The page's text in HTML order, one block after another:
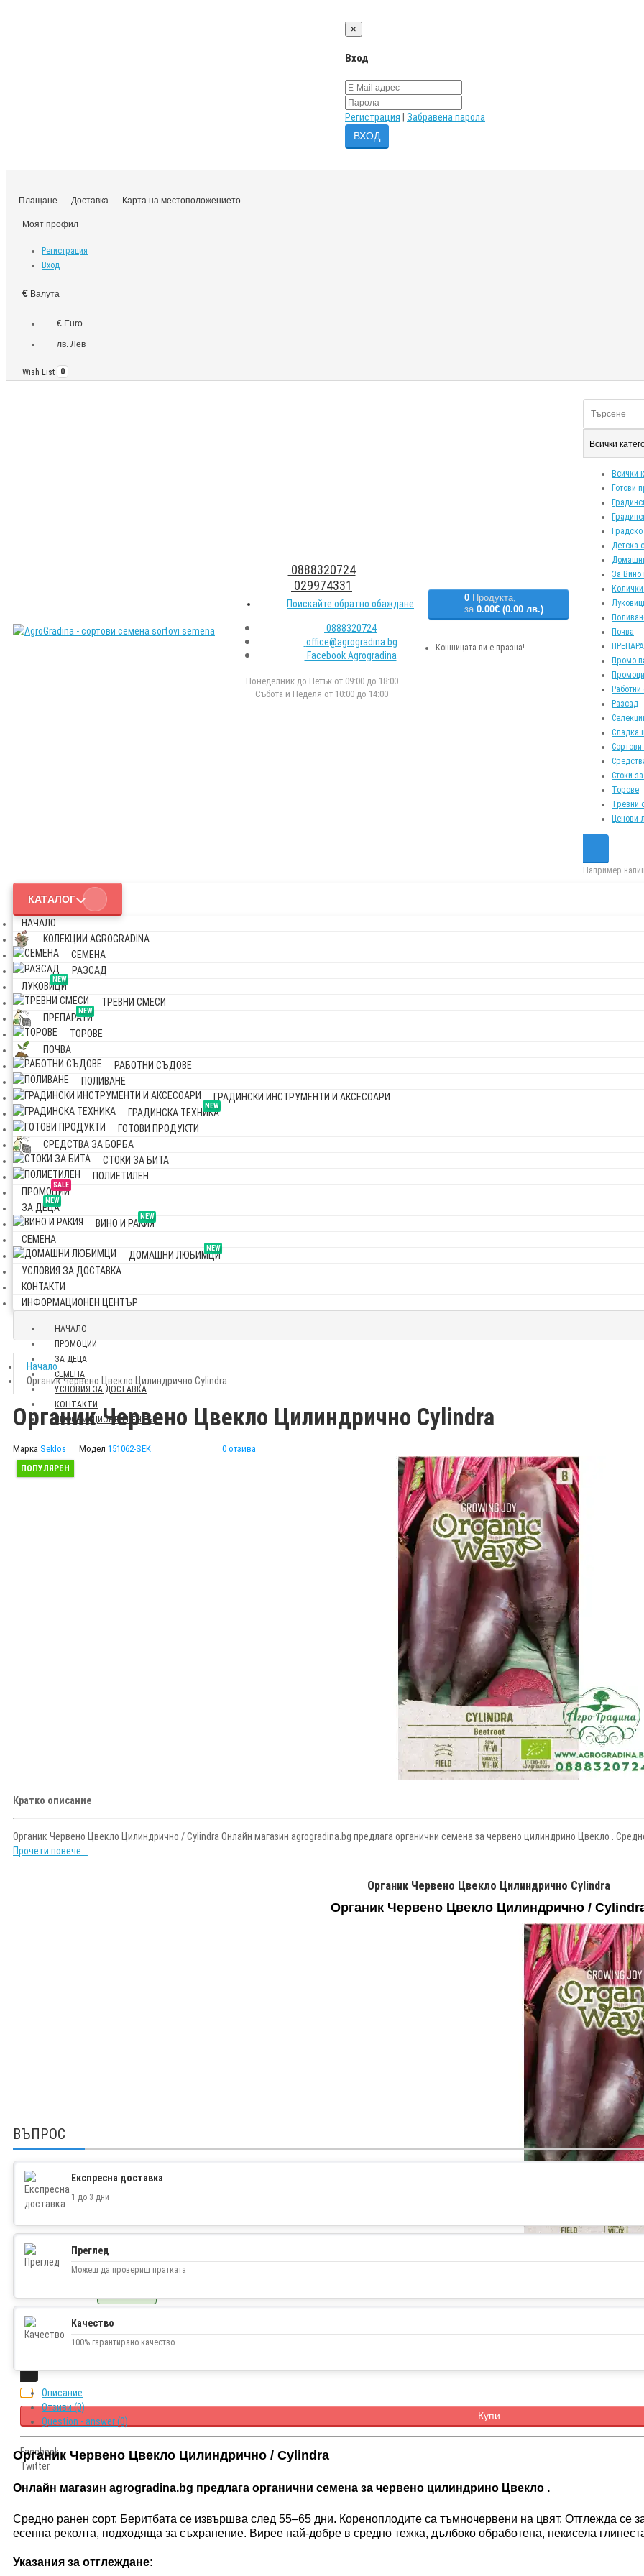
×
Вход
Регистрация Забравена парола
Плащане Доставка Карта на местоположението
Моят профил
Регистрация
Вход
€ Валута
€ Euro
лв. Лев
Wish List 0
0888320724
029974331
Поискайте обратно обаждане
0888320724
office@agrogradina.bg
Facebook Agrogradina
Понеделник до Петък от 09:00 до 18:00
Събота и Неделя от 10:00 до 14:00
0 Продукта,
за 0.00€ (0.00 лв.)
Кошницата ви е празна!
Всички
Всички
Готови
Детска
За Вино
Почва
Промо
Разсад
Сладка
Стоки
Торове
Тревни
Ценови
Например
КАТАЛОГ
НАЧАЛО
КОЛЕКЦИИ AGROGRADINA
СЕМЕНА
РАЗСАД
NEW
ЛУКОВИЦИ
ТРЕВНИ СМЕСИ
NEW
ПРЕПАРАТИ
ТОРОВЕ
ПОЧВА
РАБОТНИ СЪДОВЕ
ПОЛИВАНЕ
ГРАДИНСКИ ИНСТРУМЕНТИ И АКСЕСОАРИ
NEW
ГРАДИНСКА ТЕХНИКА
ГОТОВИ ПРОДУКТИ
СРЕДСТВА ЗА БОРБА
СТОКИ ЗА БИТА
ПОЛИЕТИЛЕН
SALE
ПРОМОЦИИ
NEW
ЗА ДЕЦА
NEW
ВИНО И РАКИЯ
СЕМЕНА
NEW
ДОМАШНИ ЛЮБИМЦИ
УСЛОВИЯ ЗА ДОСТАВКА
КОНТАКТИ
ИНФОРМАЦИОНЕН ЦЕНТЪР
НАЧАЛО
ПРОМОЦИИ
ЗА ДЕЦА
СЕМЕНА
УСЛОВИЯ ЗА ДОСТАВКА
КОНТАКТИ
ИНФОРМАЦИОНЕН ЦЕНТЪР
Начало
Органик Червено Цвекло Цилиндрично Cylindra
Органик Червено Цвекло Цилиндрично Cylindra
Марка Seklos Модел 151062-SEK 0 отзива
ПОПУЛЯРЕН
Кратко описание
Органик Червено Цвекло Цилиндрично / Cylindra Онлайн магазин agrogradina.bg предлага органични семена за червено цилиндрино Цвекло .
Прочети повече...
Органик Червено Цвекло Цилиндрично Cylindra
Органик Червено Цвекло Цилиндрично /
1.43€ (2.80 лв.)
Наличност В наличност
Купи
Facebook
Twitter
ВЪПРОС
Експресна доставка
1 до 3 дни
Преглед
Можеш да провериш пратката
Качество
100% гарантирано качество
Описание
Отзиви (0)
Question - answer (0)
Органик Червено Цвекло Цилиндрично / Cylindra
Онлайн магазин agrogradina.bg предлага органични семена за червено цилиндрино Цвекло .
Средно ранен сорт. Беритбата се извършва след 55–65 дни. Кореноплодите са тъмночервени на цвят. Отглежда се
есенна реколта, подходяща за съхранение. Вирее най-добре в средно тежка, дълбоко обработена, некисела
Указания за отглеждане: